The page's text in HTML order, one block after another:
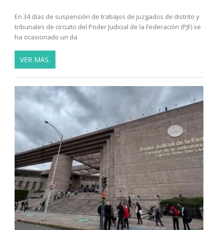
En 34 días de suspensión de trabajos de juzgados de distrito y
tribunales de circuito del Poder Judicial de la Federación (PJF) se
ha ocasionado un da
VER MÁS.